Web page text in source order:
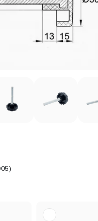
для школьных парт
плитки